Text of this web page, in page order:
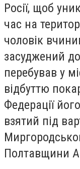
Росії, щоб
час на
чоловік
засуджений до
перебував у
відбуттю
Федерації
взятий під
Полтавщини